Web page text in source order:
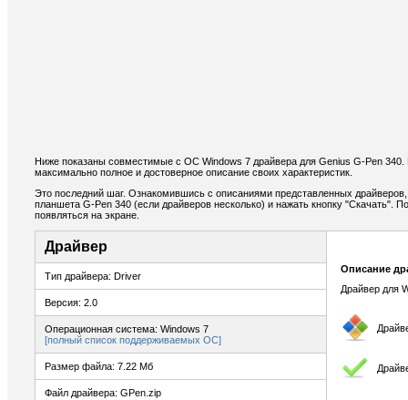
Ниже показаны совместимые с ОС Windows 7 драйвера для Genius G-Pen
максимально полное и достоверное описание своих характеристик.
Это последний шаг. Ознакомившись с описаниями представленных
планшета G-Pen 340 (если драйверов несколько) и нажать кнопку "Скачать".
появляться на экране.
Драйвер
Тип драйвера: Driver
Версия: 2.0
Операционная система: Windows 7
[полный список поддерживаемых ОС]
Размер файла: 7.22 Мб
Файл драйвера: GPen.zip
Описание
Драйвер для